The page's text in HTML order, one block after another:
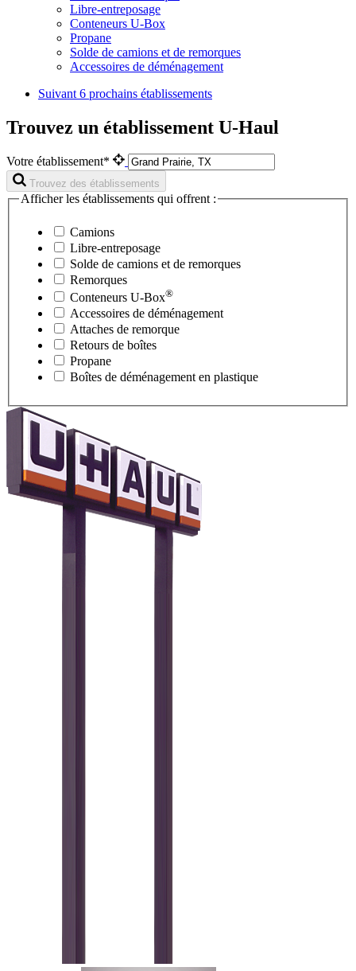
Libre-entreposage
Conteneurs U-Box
Propane
Solde de camions et de remorques
Accessoires de déménagement
Suivant 6 prochains établissements
Trouvez un établissement U-Haul
Votre établissement*
Trouvez des établissements
Afficher les établissements qui offrent :
Camions
Libre-entreposage
Solde de camions et de remorques
Remorques
Conteneurs U-Box®
Accessoires de déménagement
Attaches de remorque
Retours de boîtes
Propane
Boîtes de déménagement en plastique